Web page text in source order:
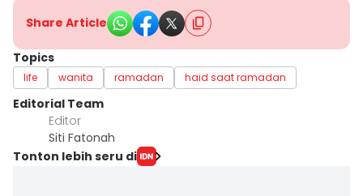
Share Article
Topics
life wanita ramadan haid saat ramadan
Editorial Team
Editor
Siti Fatonah
Tonton lebih seru di